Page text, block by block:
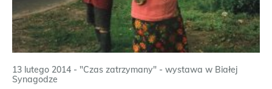
13 lutego 2014 - "Czas zatrzymany" - wystawa w Białej
Synagodze